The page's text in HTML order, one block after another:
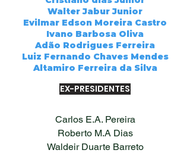
Walter Jabur Junior
Evilmar Edson Moreira Castro
Ivano Barbosa Oliva
Adão Rodrigues Ferreira
Luiz Fernando Chaves Mendes
Altamiro Ferreira da Silva
EX-PRESIDENTES
Carlos E.A. Pereira
Roberto M.A Dias
Waldeir Duarte Barreto